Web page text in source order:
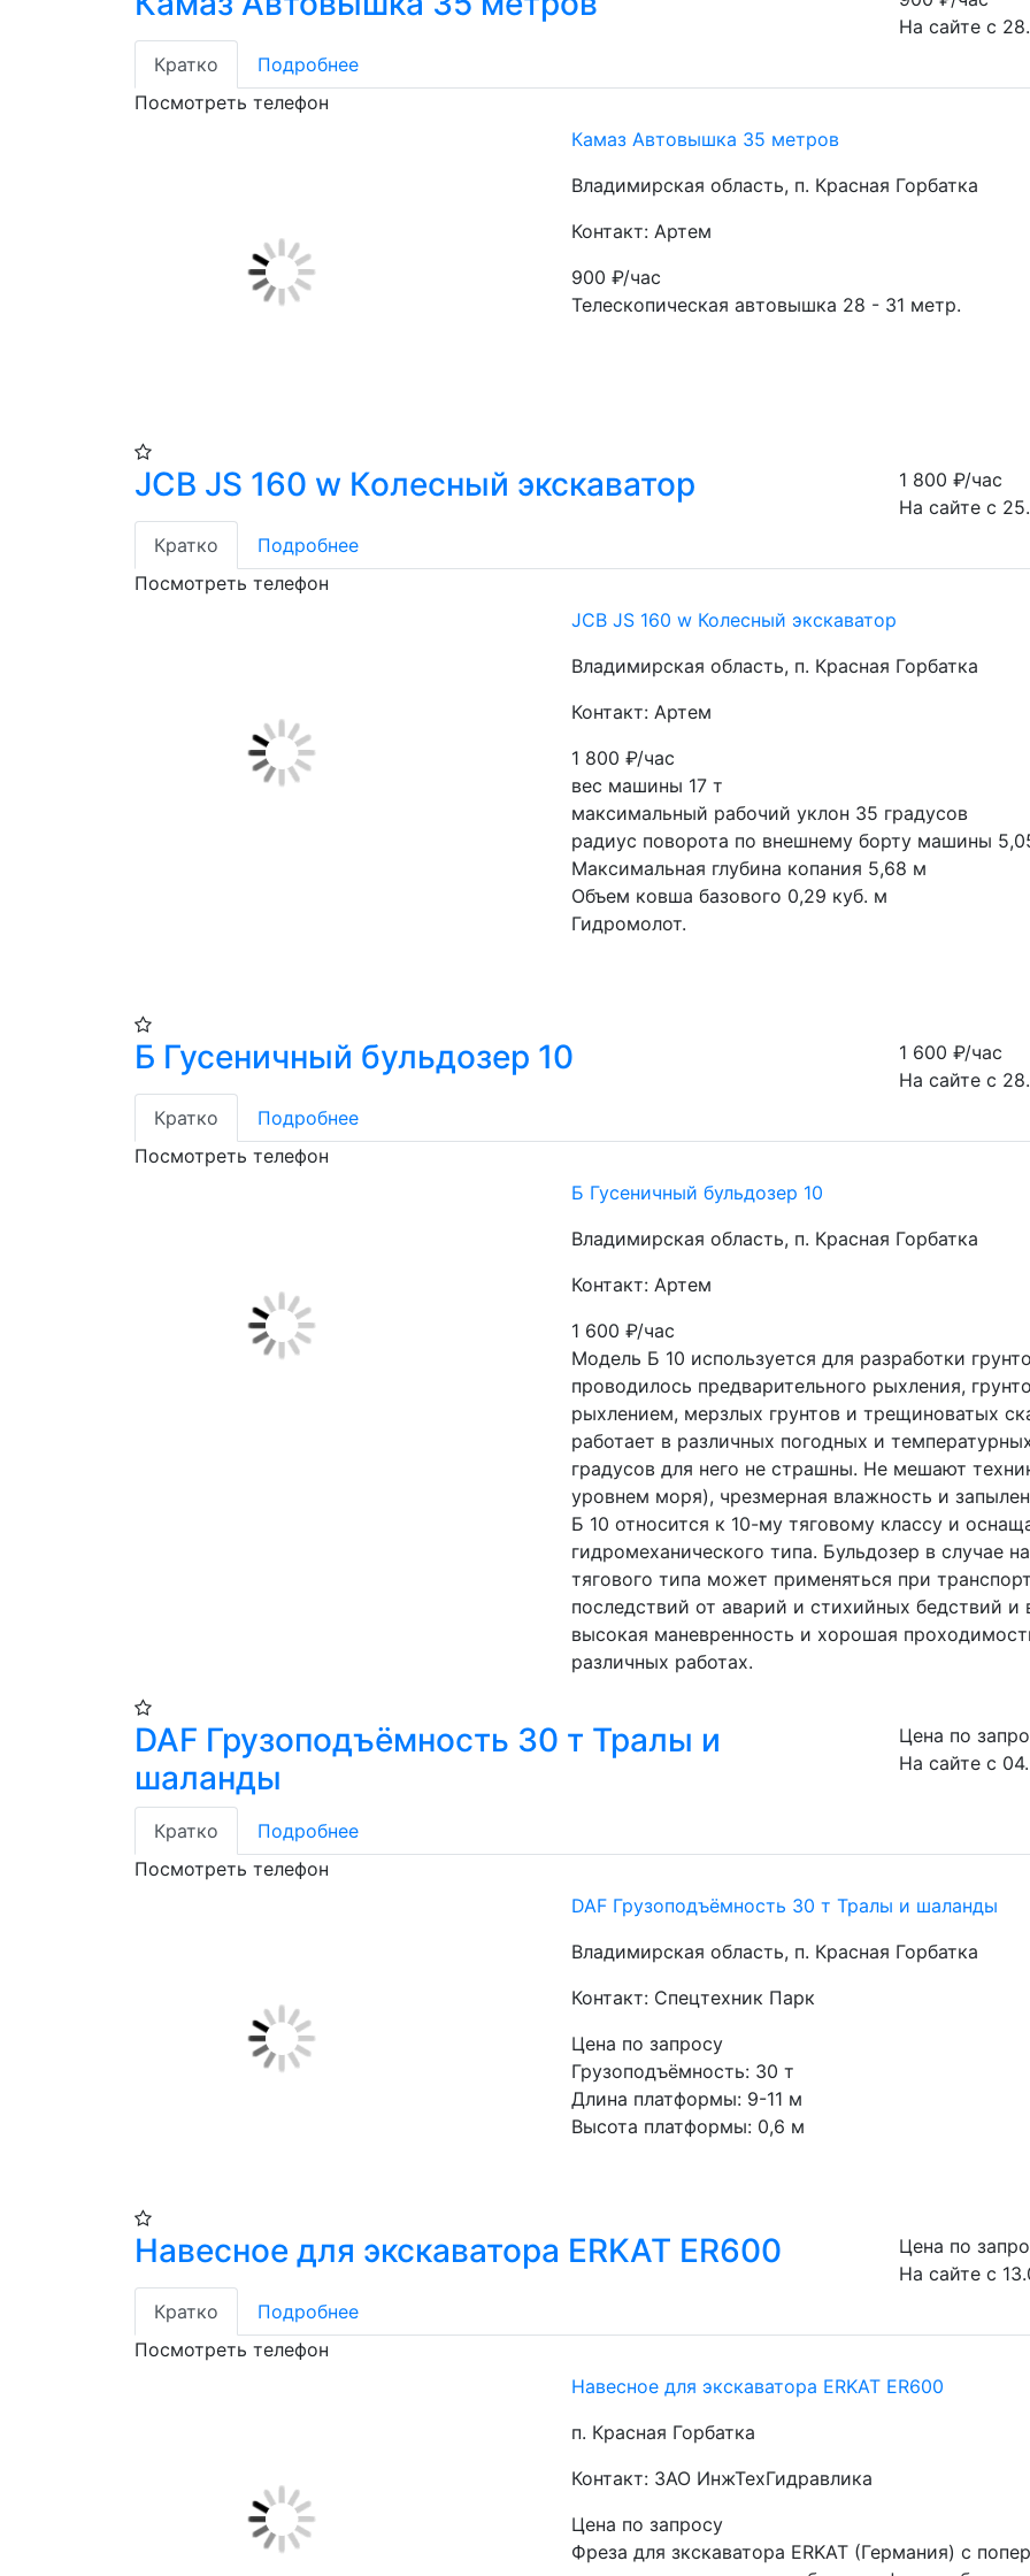
На сайте с
Кратко
Подробнее
Посмотреть телефон
Камаз Автовышка 35 метров
Владимирская область, п. Красная Горбатка
Контакт: Артем
900 ₽/час
Телескопическая автовышка 28 - 31 метр.
JCB JS 160 w Колесный экскаватор 1 800 ₽/час
На сайте с
Кратко
Подробнее
Посмотреть телефон
JCB JS 160 w Колесный экскаватор
Владимирская область, п. Красная Горбатка
Контакт: Артем
1 800 ₽/час
вес машины 17 т
максимальный рабочий уклон 35 градусов
радиус поворота по внешнему борту машины
Максимальная глубина копания 5,68 м
Объем ковша базового 0,29 куб. м
Гидромолот.
Б Гусеничный бульдозер 10 1 600 ₽/час
На сайте с
Кратко
Подробнее
Посмотреть телефон
Б Гусеничный бульдозер 10
Владимирская область, п. Красная Горбатка
Контакт: Артем
1 600 ₽/час
Модель Б 10 используется для разработки
проводилось предварительного рыхления,
рыхлением, мерзлых грунтов и трещиноватых
работает в различных погодных и
градусов для него не страшны. Не мешают
уровнем моря), чрезмерная влажность и
Б 10 относится к 10-му тяговому классу и
гидромеханического типа. Бульдозер в случае
тягового типа может применяться при
последствий от аварий и стихийных бедствий
высокая маневренность и хорошая
различных работах.
DAF Грузоподъёмность 30 т Тралы и
шаланды
Цена по
На сайте с
Кратко
Подробнее
Посмотреть телефон
DAF Грузоподъёмность 30 т Тралы и шаланды
Владимирская область, п. Красная Горбатка
Контакт: Спецтехник Парк
Цена по запросу
Грузоподъёмность: 30 т
Длина платформы: 9-11 м
Высота платформы: 0,6 м
Навесное для экскаватора ERKAT ER600
Цена по
На сайте с
Кратко
Подробнее
Посмотреть телефон
Навесное для экскаватора ERKAT ER600
п. Красная Горбатка
Контакт: ЗАО ИнжТехГидравлика
Цена по запросу
Фреза для зкскаватора ERKAT (Германия) c